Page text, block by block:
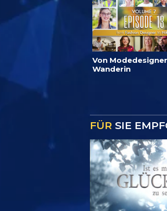
Von
Wanderin
FÜR SIE